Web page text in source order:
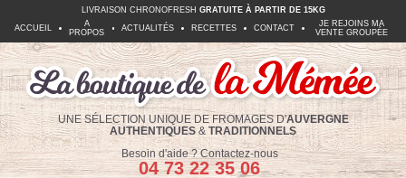
LIVRAISON CHRONOFRESH GRATUITE À PARTIR DE 15KG
ACCUEIL
A
PROPOS
ACTUALITÉS RECETTES CONTACT
JE REJOINS MA
VENTE GROUPÉE
UNE SÉLECTION UNIQUE DE FROMAGES D'AUVERGNE
AUTHENTIQUES & TRADITIONNELS
Besoin d'aide ?Contactez-nous
Téléphone :
04 73 22 35 06